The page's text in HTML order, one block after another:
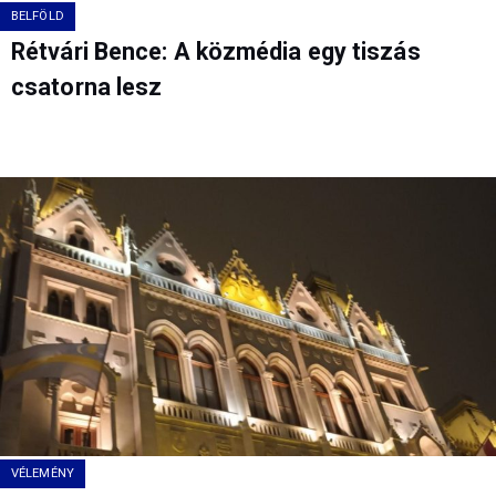
BELFÖLD
Rétvári Bence: A közmédia egy tiszás
csatorna lesz
VÉLEMÉNY